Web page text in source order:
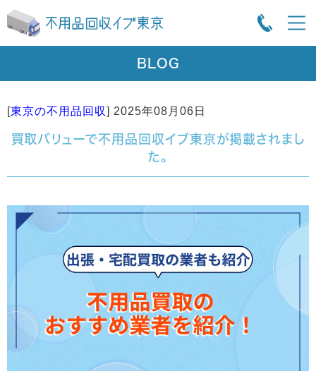
BLOG
[東京の不用品回収] 2025年08月06日
買取バリューで不用品回収イブ東京が掲載されまし
た。